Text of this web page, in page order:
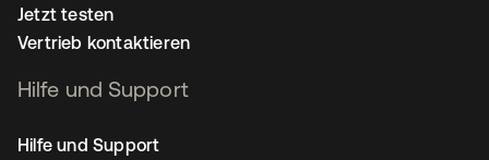
Jetzt testen
Vertrieb kontaktieren
Hilfe und Support
Hilfe und Support